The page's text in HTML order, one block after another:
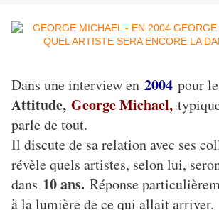
Dans une interview en 2004 pour
Attitude, George Michael,
parle de tout.
Il discute de sa relation avec ses
révèle quels artistes, selon lui,
dans 10 ans. Réponse
à la lumière de ce qui allait arriver.